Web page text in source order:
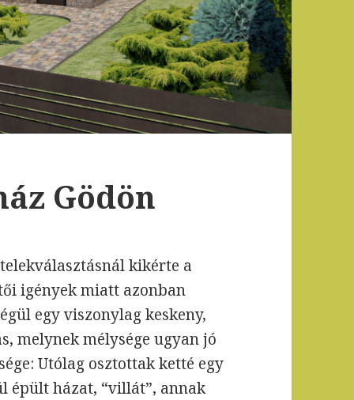
Gödön
kikérte a
igények miatt azonban
egy viszonylag keskeny,
melynek mélysége ugyan jó
Utólag osztottak ketté egy
épült házat, “villát”, annak